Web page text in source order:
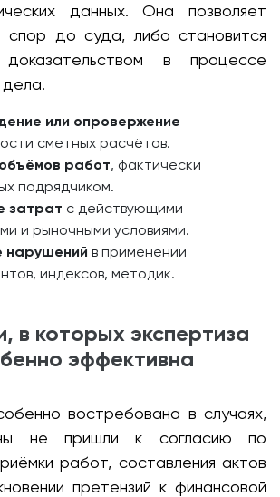
данных. Она позволяет
спор до суда, либо становится
доказательством в процессе
или опровержение
сметных расчётов.
работ, фактически
подрядчиком.
затрат с действующими
и рыночными условиями.
нарушений в применении
индексов, методик.
в которых экспертиза
эффективна
востребована в случаях,
не пришли к согласию по
работ, составления актов
претензий к финансовой